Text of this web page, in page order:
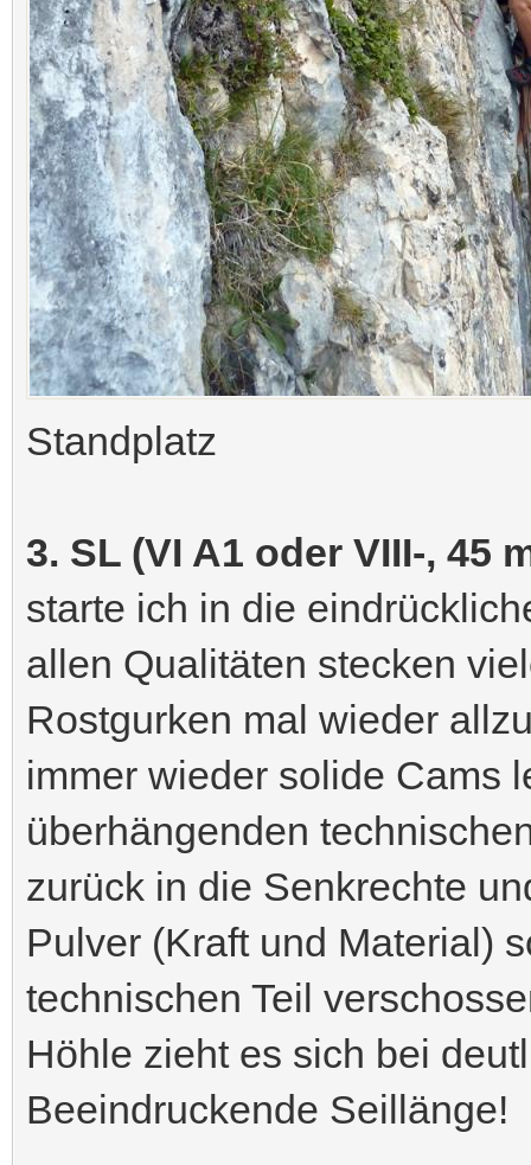
Standplatz
3. SL (VI A1 oder VIII-, 45
starte ich in die
allen Qualitäten stecken
Rostgurken mal wieder
immer wieder solide Cams
überhängenden
zurück in die Senkrechte
Pulver (Kraft und Material)
technischen Teil
Höhle zieht es sich bei
Beeindruckende Seillänge!